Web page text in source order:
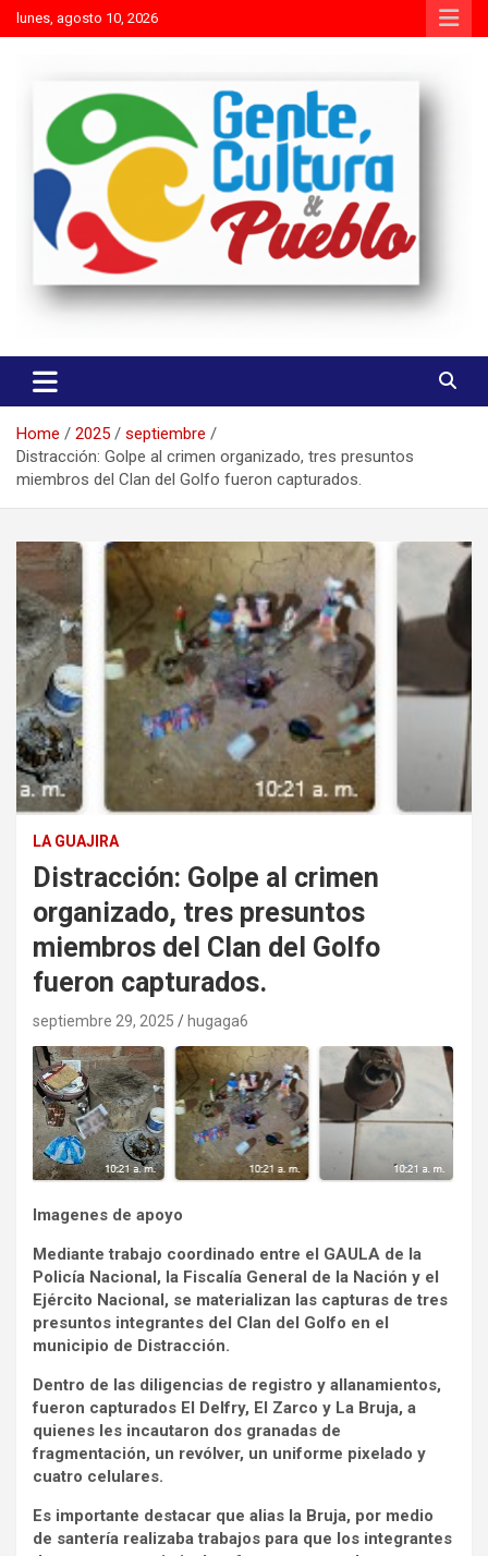
Skip
to
lunes, agosto 10, 2026
Gente Cultura y Pueblo
Home 2025
septiembre
Distracción: Golpe al crimen organizado, tres presuntos
miembros del Clan del Golfo fueron capturados.
LA GUAJIRA
Distracción: Golpe al crimen
organizado, tres presuntos
miembros del Clan del Golfo
fueron capturados.
septiembre 29, 2025 hugaga6
Imagenes de apoyo
Mediante trabajo coordinado entre el GAULA de la
Policía Nacional, la Fiscalía General de la Nación y el
Ejército Nacional, se materializan las capturas de tres
presuntos integrantes del Clan del Golfo en el
municipio de Distracción.
Dentro de las diligencias de registro y allanamientos,
fueron capturados El Delfry, El Zarco y La Bruja, a
quienes les incautaron dos granadas de
fragmentación, un revólver, un uniforme pixelado y
cuatro celulares.
Es importante destacar que alias la Bruja, por medio
de santería realizaba trabajos para que los integrantes